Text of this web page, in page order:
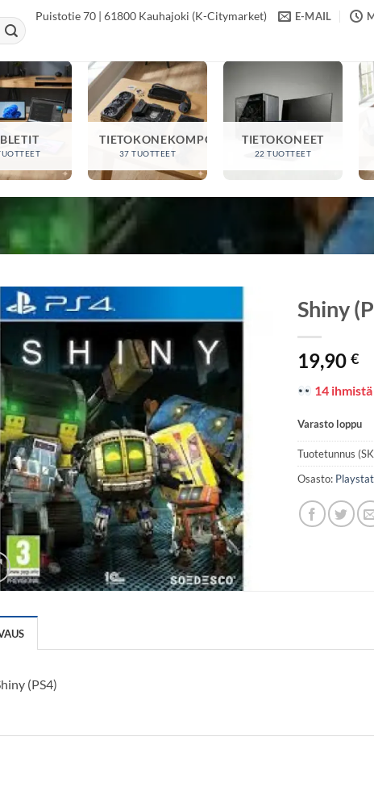
Puistotie 70 | 61800 Kauhajoki (K-Citymarket) E-MAIL
TIETOKONEKOMPONENTIT
37 TUOTTEET
TIETOKONEET
22 TUOTTEET
Shiny
19,90€
14
Varasto loppu
Tuotetunnus
Osasto:
(PS4)